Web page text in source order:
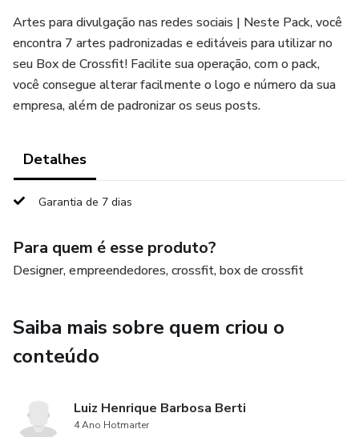
Artes para divulgação nas redes sociais | Neste Pack, você
encontra 7 artes padronizadas e editáveis para utilizar no
seu Box de Crossfit! Facilite sua operação, com o pack,
você consegue alterar facilmente o logo e número da sua
empresa, além de padronizar os seus posts.
Detalhes
Garantia de 7 dias
Para quem é esse produto?
Designer, empreendedores, crossfit, box de crossfit
Saiba mais sobre quem criou o
conteúdo
Luiz Henrique Barbosa Berti
4 Ano Hotmarter